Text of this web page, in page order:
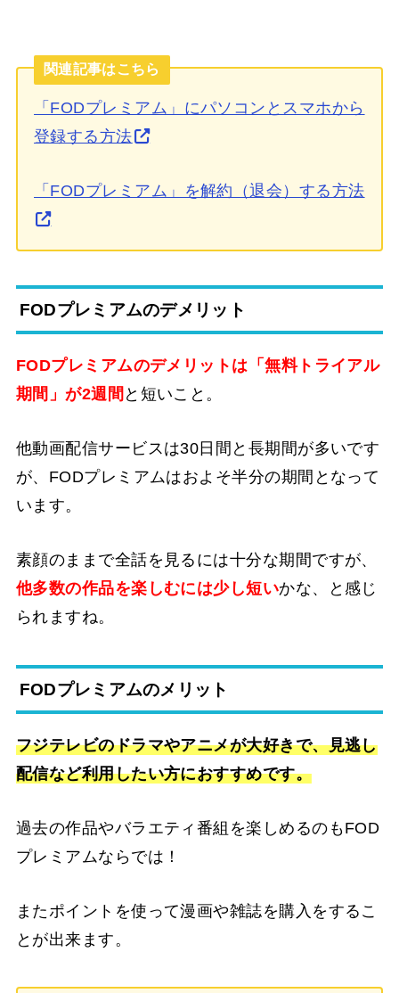
関連記事はこちら
「FODプレミアム」にパソコンとスマホから
登録する方法
「FODプレミアム」を解約（退会）する方法
FODプレミアムのデメリット
FODプレミアムのデメリットは「無料トライアル
期間」が2週間 と短いこと。
他動画配信サービスは30日間と長期間が多いです
が、FODプレミアムはおよそ半分の期間となって
います。
素顔のままで全話を見るには十分な期間ですが、
他多数の作品を楽しむには少し短いかな、と感じ
られますね。
FODプレミアムのメリット
フジテレビのドラマやアニメが大好きで、見逃し
配信など利用したい方におすすめです。
過去の作品やバラエティ番組を楽しめるのもFOD
プレミアムならでは！
またポイントを使って漫画や雑誌を購入をするこ
とが出来ます。